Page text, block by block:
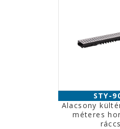
STY-
Alacsony
méteres